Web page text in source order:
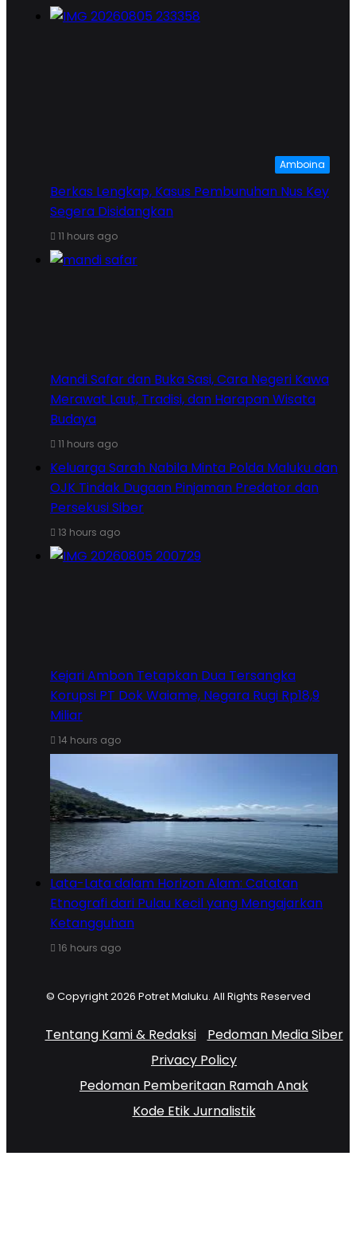
Amboina
Berkas Lengkap, Kasus Pembunuhan Nus Key
Segera Disidangkan
11 hours ago
Mandi Safar dan Buka Sasi, Cara Negeri Kawa
Merawat Laut, Tradisi, dan Harapan Wisata
Budaya
11 hours ago
Keluarga Sarah Nabila Minta Polda Maluku dan
OJK Tindak Dugaan Pinjaman Predator dan
Persekusi Siber
13 hours ago
Kejari Ambon Tetapkan Dua Tersangka
Korupsi PT Dok Waiame, Negara Rugi Rp18,9
Miliar
14 hours ago
Lata-Lata dalam Horizon Alam: Catatan
Etnografi dari Pulau Kecil yang Mengajarkan
Ketangguhan
16 hours ago
© Copyright 2026 Potret Maluku. All Rights Reserved
Tentang Kami & Redaksi
Pedoman Media Siber
Privacy Policy
Pedoman Pemberitaan Ramah Anak
Kode Etik Jurnalistik